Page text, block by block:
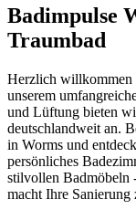
Badimpulse
Traumbad
Herzlich
unserem
und Lüftung bieten
deutschlandweit an.
in Worms und
persönliches
stilvollen Badmöbeln
macht Ihre Sanierung